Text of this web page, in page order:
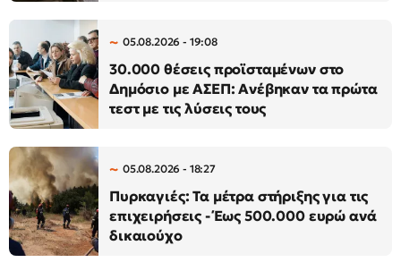
05.08.2026 - 19:08
30.000 θέσεις προϊσταμένων στο
Δημόσιο με ΑΣΕΠ: Ανέβηκαν τα πρώτα
τεστ με τις λύσεις τους
05.08.2026 - 18:27
Πυρκαγιές: Τα μέτρα στήριξης για τις
επιχειρήσεις - Έως 500.000 ευρώ ανά
δικαιούχο